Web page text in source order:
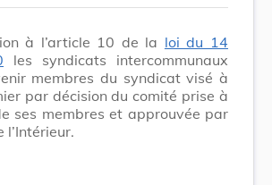
à l’article 10 de la loi du 14
les syndicats intercommunaux
membres du syndicat visé à
par décision du comité prise à
ses membres et approuvée par
l’Intérieur.